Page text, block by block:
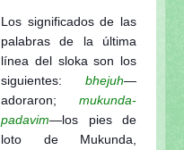
Los significados de las
palabras de la última
línea del sloka son los
siguientes: bhejuh—
adoraron; mukunda-
padavim—los pies de
loto de Mukunda,